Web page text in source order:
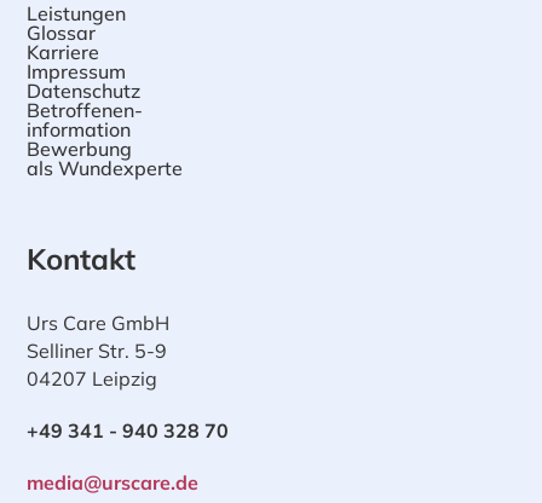
Leistungen
Glossar
Karriere
Impressum
Datenschutz
Betroffenen-
information
Bewerbung
als Wundexperte
Kontakt
Urs Care GmbH
Selliner Str. 5-9
04207 Leipzig
+49 341 - 940 328 70
media@urscare.de